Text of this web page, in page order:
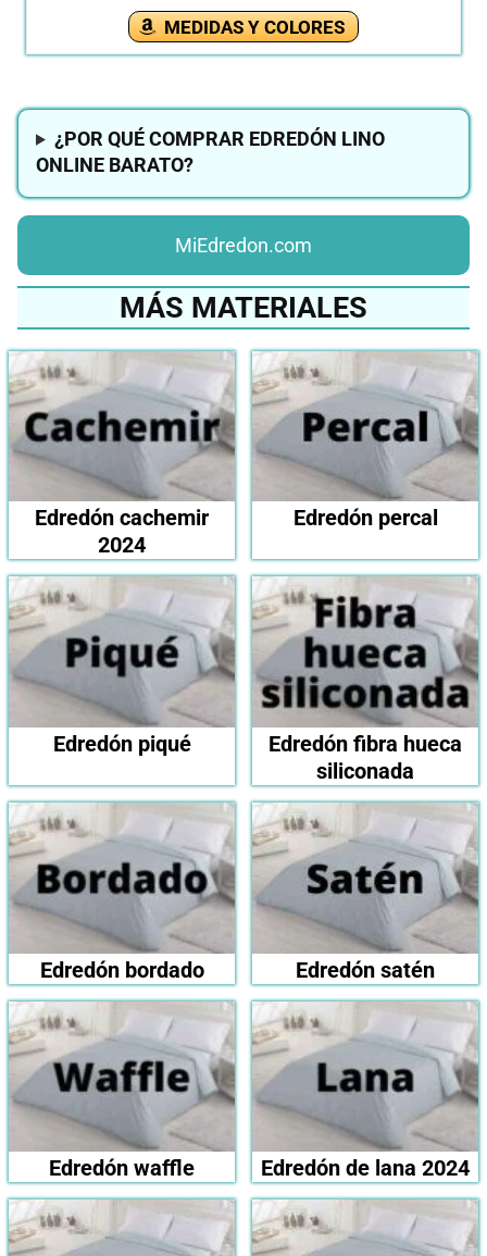
MEDIDAS Y COLORES
¿POR QUÉ COMPRAR EDREDÓN LINO
ONLINE BARATO?
MiEdredon.com
MÁS MATERIALES
Edredón cachemir
2024
Edredón percal
Edredón piqué
Edredón fibra hueca
siliconada
Edredón bordado Edredón satén
Edredón waffle Edredón de lana 2024